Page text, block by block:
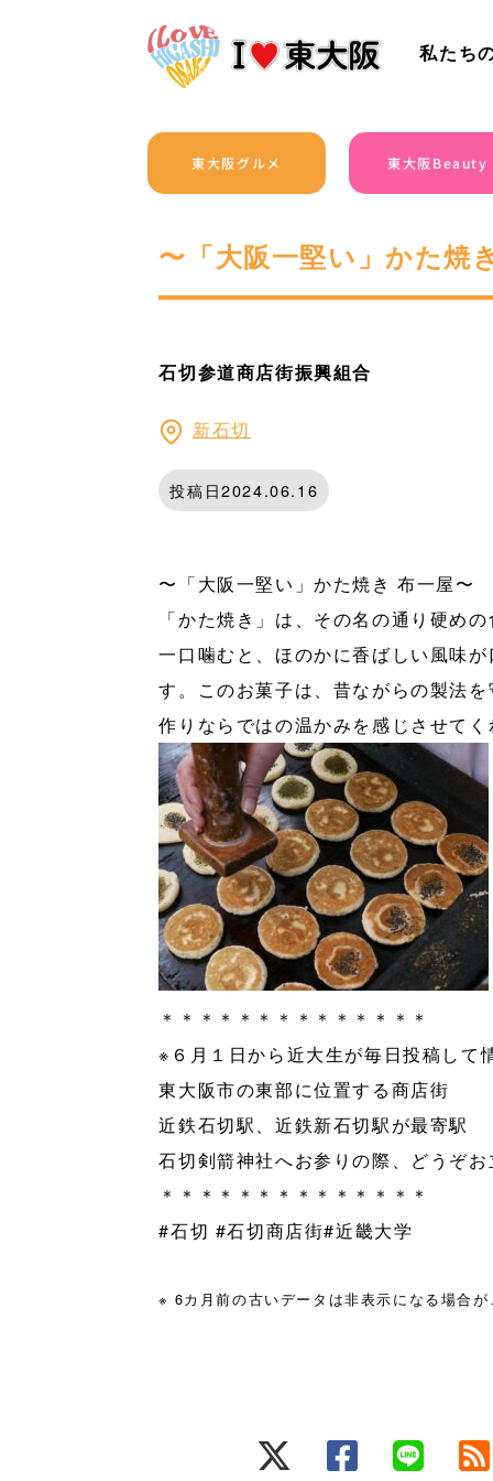
私たち
東大阪グルメ 東大阪Beauty
〜「大阪一堅い」かた焼
石切参道商店街振興組合
新石切
投稿日2024.06.16
〜「大阪一堅い」かた焼き 布一屋〜
「かた焼き」は、その名の通り硬め
一口噛むと、ほのかに香ばしい風味
す。このお菓子は、昔ながらの製法
作りならではの温かみを感じさせて
＊＊＊＊＊＊＊＊＊＊＊＊＊＊
※６月１日から近大生が毎日投稿して
東大阪市の東部に位置する商店街
近鉄石切駅、近鉄新石切駅が最寄駅
石切剣箭神社へお参りの際、どうぞ
＊＊＊＊＊＊＊＊＊＊＊＊＊＊
#石切 #石切商店街#近畿大学
※ 6カ月前の古いデータは非表示になる場合